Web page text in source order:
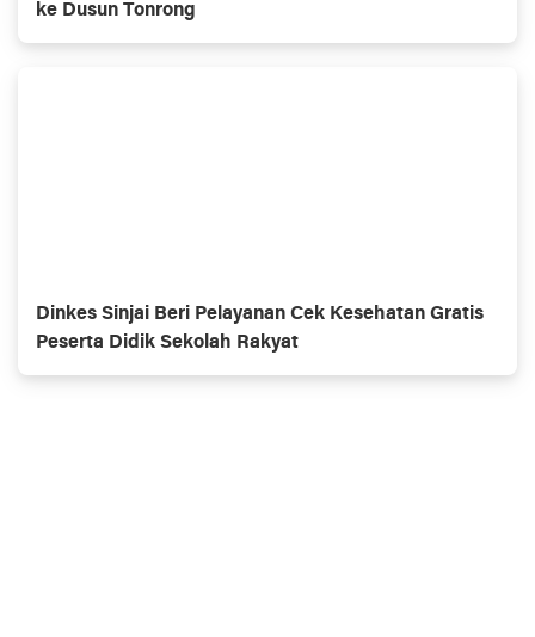
ke Dusun Tonrong
Dinkes Sinjai Beri Pelayanan Cek Kesehatan Gratis
Peserta Didik Sekolah Rakyat